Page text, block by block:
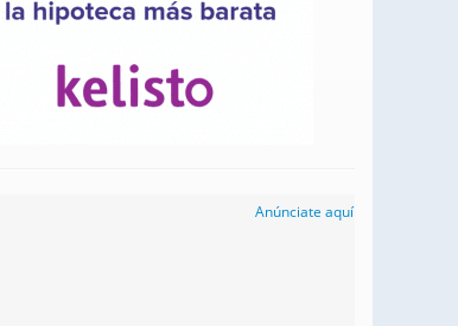
Anúnciate aquí